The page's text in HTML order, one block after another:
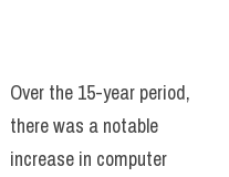
Over the 15-year period,
there was a notable
increase in computer